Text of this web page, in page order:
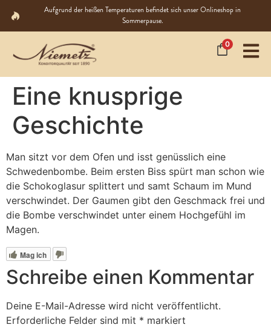
Aufgrund der heißen Temperaturen befindet sich unser Onlineshop in
Sommerpause.
0
Eine knusprige
Geschichte
Man sitzt vor dem Ofen und isst genüsslich eine
Schwedenbombe. Beim ersten Biss spürt man schon wie
die Schokoglasur splittert und samt Schaum im Mund
verschwindet. Der Gaumen gibt den Geschmack frei und
die Bombe verschwindet unter einem Hochgefühl im
Magen.
Mag ich
Schreibe einen Kommentar
Deine E-Mail-Adresse wird nicht veröffentlicht.
Erforderliche Felder sind mit * markiert